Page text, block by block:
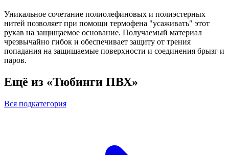
Уникальное сочетание полиолефиновых и полиэстерных
нитей позволяет при помощи термофена "усаживать" этот
рукав на защищаемое основание. Получаемый материал
чрезвычайно гибок и обеспечивает защиту от трения
попадания на защищаемые поверхности и соединения брызг и
паров.
Ещё из «Тюбинги ПВХ»
Вся подкатегория